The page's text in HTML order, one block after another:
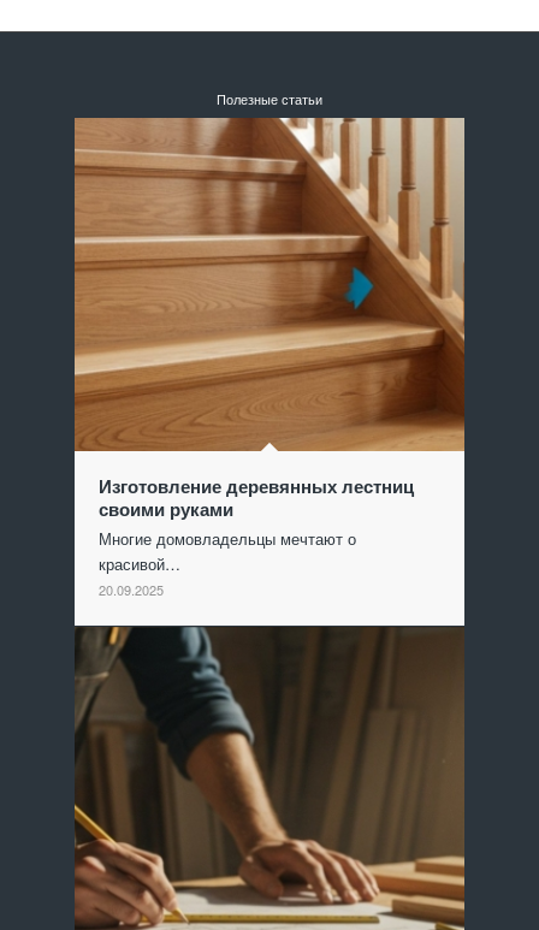
Полезные статьи
Изготовление деревянных лестниц
своими руками
Многие домовладельцы мечтают о
красивой…
20.09.2025